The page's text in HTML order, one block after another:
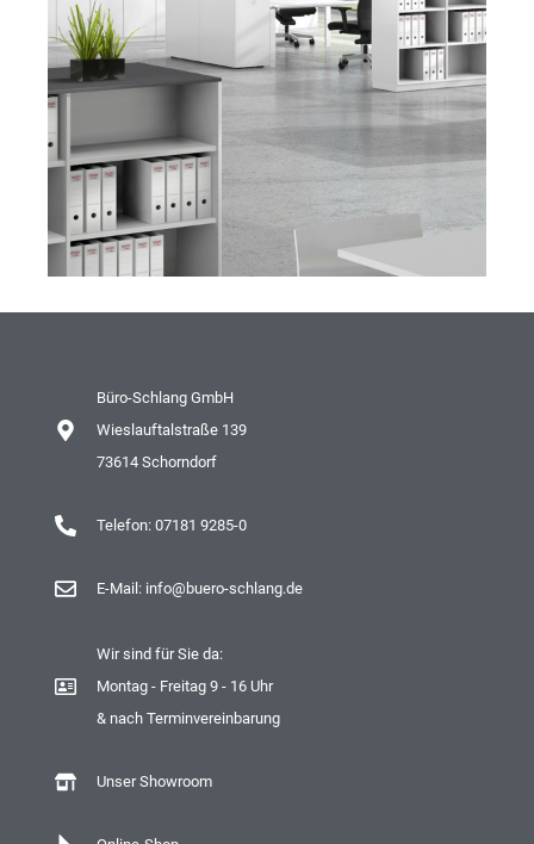
Büro-Schlang GmbH
Wieslauftalstraße 139
73614 Schorndorf
Telefon: 07181 9285-0
E-Mail: info@buero-schlang.de
Wir sind für Sie da:
Montag - Freitag 9 - 16 Uhr
& nach Terminvereinbarung
Unser Showroom